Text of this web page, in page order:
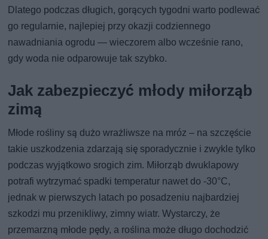
Dlatego podczas długich, gorących tygodni warto podlewać
go regularnie, najlepiej przy okazji codziennego
nawadniania ogrodu — wieczorem albo wcześnie rano,
gdy woda nie odparowuje tak szybko.
Jak zabezpieczyć młody miłorząb
zimą
Młode rośliny są dużo wrażliwsze na mróz – na szczęście
takie uszkodzenia zdarzają się sporadycznie i zwykle tylko
podczas wyjątkowo srogich zim. Miłorząb dwuklapowy
potrafi wytrzymać spadki temperatur nawet do -30°C,
jednak w pierwszych latach po posadzeniu najbardziej
szkodzi mu przenikliwy, zimny wiatr. Wystarczy, że
przemarzną młode pędy, a roślina może długo dochodzić